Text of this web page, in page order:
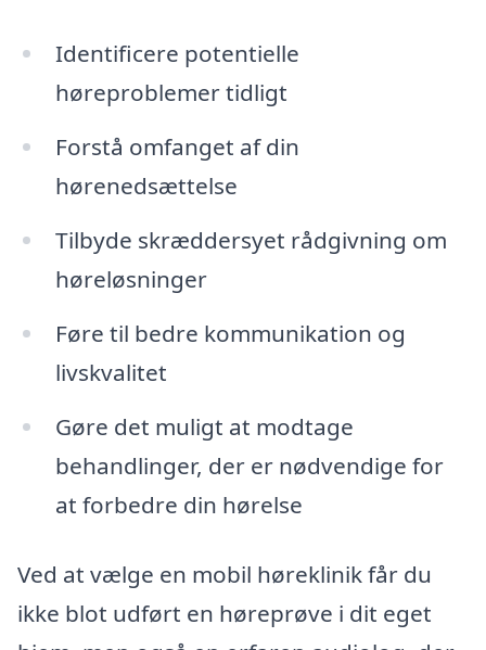
Identificere potentielle
høreproblemer tidligt
Forstå omfanget af din
hørenedsættelse
Tilbyde skræddersyet rådgivning om
høreløsninger
Føre til bedre kommunikation og
livskvalitet
Gøre det muligt at modtage
behandlinger, der er nødvendige for
at forbedre din hørelse
Ved at vælge en mobil høreklinik får du
ikke blot udført en høreprøve i dit eget